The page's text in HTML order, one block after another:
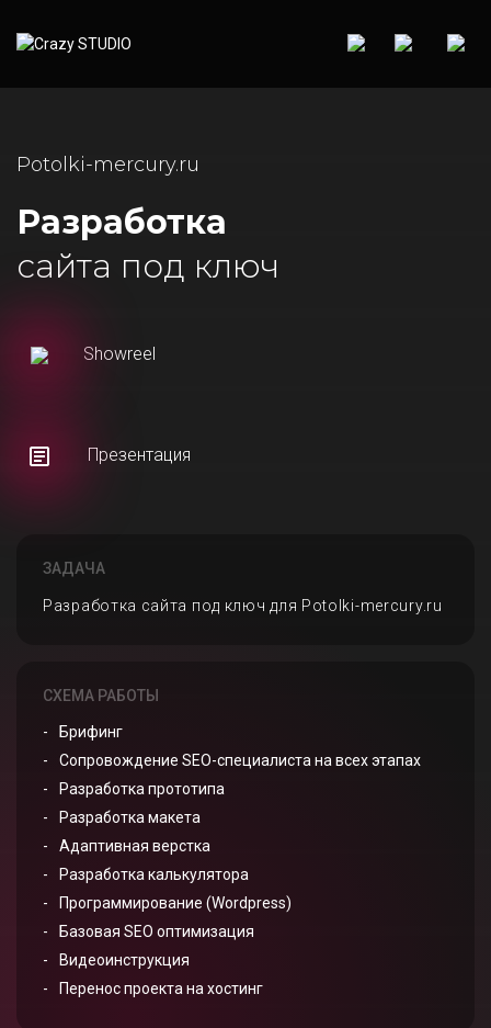
Potolki-mercury.ru
Разработка
сайта под ключ
Showreel
Презентация
ЗАДАЧА
Разработка сайта под ключ для Potolki-mercury.ru
СХЕМА РАБОТЫ
Брифинг
Сопровождение SEO-специалиста на всех этапах
Разработка прототипа
Разработка макета
Адаптивная верстка
Разработка калькулятора
Программирование (Wordpress)
Базовая SEO оптимизация
Видеоинструкция
Перенос проекта на хостинг